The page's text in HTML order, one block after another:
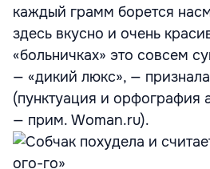
каждый грамм борется
здесь вкусно и очень
«больничках» это совсем
— «дикий люкс», —
(пунктуация и орфография
— прим. Woman.ru).